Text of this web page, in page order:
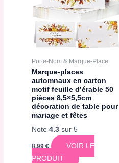
Porte-Nom & Marque-Place
Marque-places
automnaux en carton
motif feuille d’érable 50
pièces 8,5×5,5cm
décoration de table pour
mariage et fêtes
Note4.3 sur 5
8,99€
VOIR LE
PRODUIT